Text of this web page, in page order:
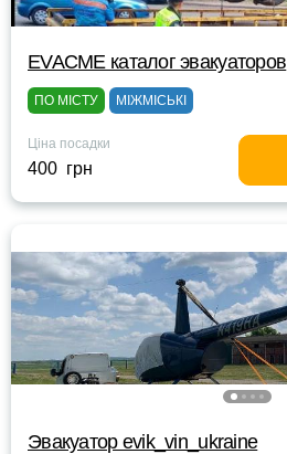
EVACME каталог эвакуаторов
ПО МІСТУ МІЖМІСЬКІ
Ціна посадки
400 грн
Эвакуатор evik_vin_ukraine